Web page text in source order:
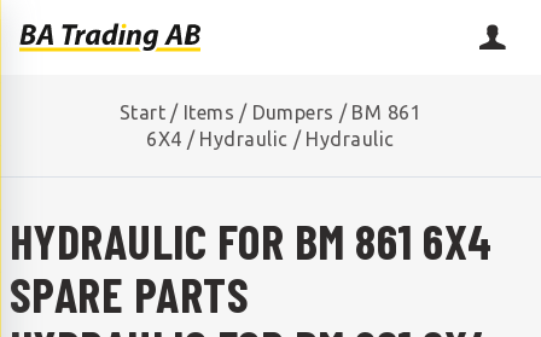
Start / Items / Dumpers / BM 861
6X4 / Hydraulic / Hydraulic
HYDRAULIC FOR BM 861 6X4
SPARE PARTS